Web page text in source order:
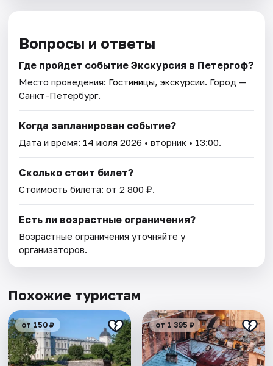
Вопросы и ответы
Где пройдет событие Экскурсия в Петергоф?
Место проведения: Гостиницы, экскурсии. Город —
Санкт-Петербург.
Когда запланирован событие?
Дата и время: 14 июля 2026 • вторник • 13:00.
Сколько стоит билет?
Стоимость билета: от 2 800 ₽.
Есть ли возрастные ограничения?
Возрастные ограничения уточняйте у
организаторов.
Похожие туристам
от 150 ₽ от 1 395 ₽